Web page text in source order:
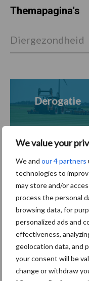
We value your
We and our 4 partners
technologies to
may store and/or
process the personal
browsing data, for
personalized ads and
effectiveness,
geolocation data, and
your consent will be
change or withdraw
Primaire
Sidebar
Recent
Themapagina's
Diergezondheid
Derogatie